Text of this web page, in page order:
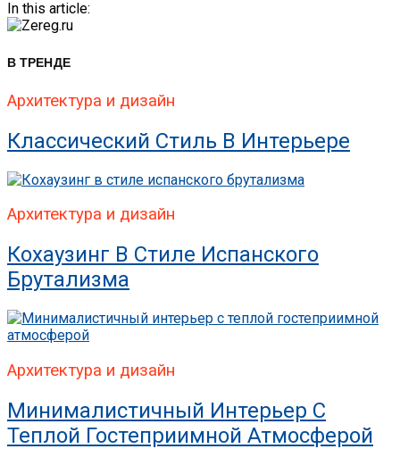
In this article:
В ТРЕНДЕ
Архитектура и дизайн
Классический Стиль В Интерьере
Архитектура и дизайн
Кохаузинг В Стиле Испанского
Брутализма
Архитектура и дизайн
Минималистичный Интерьер С
Теплой Гостеприимной Атмосферой